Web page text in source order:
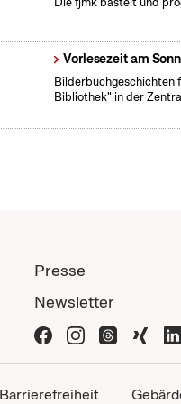
Vorlesezeit am
Bilderbuchgeschichten
Bibliothek" in der
Presse
Newsletter
Barrierefreiheit